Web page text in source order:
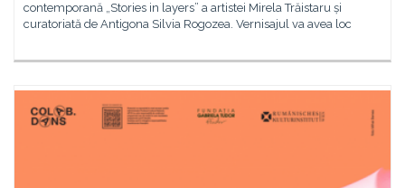
contemporană „Stories in layers” a artistei Mirela Trăistaru și
curatoriată de Antigona Silvia Rogozea. Vernisajul va avea loc